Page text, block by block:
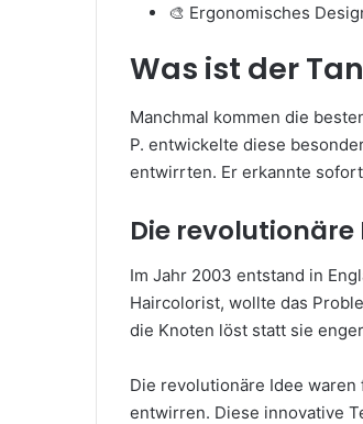
🎨 Ergonomisches
Was ist der
Manchmal kommen die
P. entwickelte diese
entwirrten. Er erkannte
Die
Im Jahr 2003 entstand in
Haircolorist, wollte das
die Knoten löst statt sie
Die revolutionäre Idee
entwirren. Diese innovative